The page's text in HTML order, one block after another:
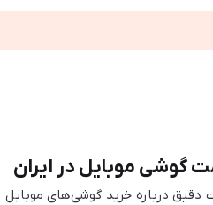
گوشی موبایل در ایران
دقیق درباره خرید گوشی‌های